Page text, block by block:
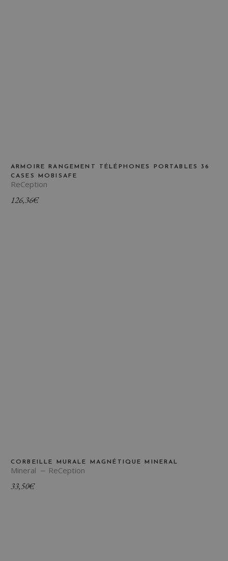
ARMOIRE RANGEMENT TÉLÉPHONES PORTABLES 36
CASES MOBISAFE
ReCeption
126,36€
CORBEILLE MURALE MAGNÉTIQUE MINERAL
Mineral ReCeption
33,50€